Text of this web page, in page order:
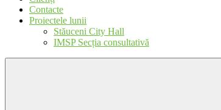
Contacte
Proiectele lunii
Stăuceni City Hall
IMSP Secția consultativă